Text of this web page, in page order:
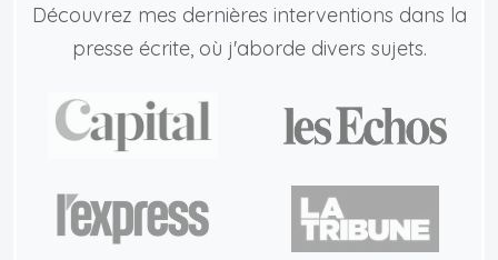
Découvrez mes dernières interventions dans la
presse écrite, où j'aborde divers sujets.